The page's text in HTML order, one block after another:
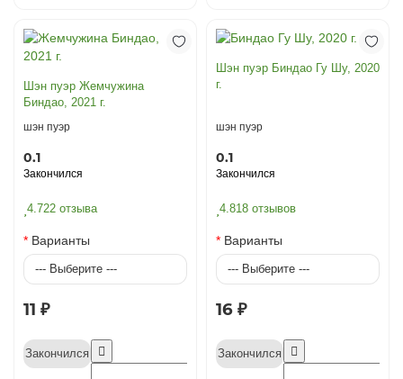
Шэн пуэр Жемчужина
Биндао, 2021 г.
шэн пуэр
0.1
Закончился
4.722 отзыва
Варианты
11 ₽
Закончился
Шэн пуэр Биндао Гу Шу, 2020
г.
шэн пуэр
0.1
Закончился
4.818 отзывов
Варианты
16 ₽
Закончился